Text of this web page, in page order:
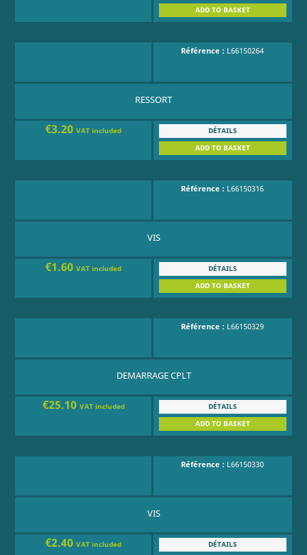
ADD TO BASKET
Référence : L66150264
RESSORT
€3.20VAT included
DÉTAILS
ADD TO BASKET
Référence : L66150316
VIS
€1.60VAT included
DÉTAILS
ADD TO BASKET
Référence : L66150329
DEMARRAGE CPLT
€25.10 VAT included
DÉTAILS
ADD TO BASKET
Référence : L66150330
VIS
€2.40VAT included
DÉTAILS